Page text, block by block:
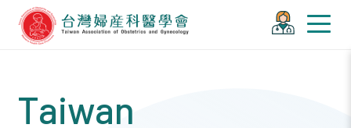
Taiwan